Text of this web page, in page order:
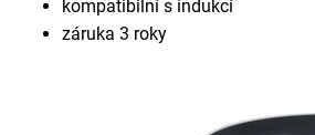
kompatibilní s indukcí
záruka 3 roky